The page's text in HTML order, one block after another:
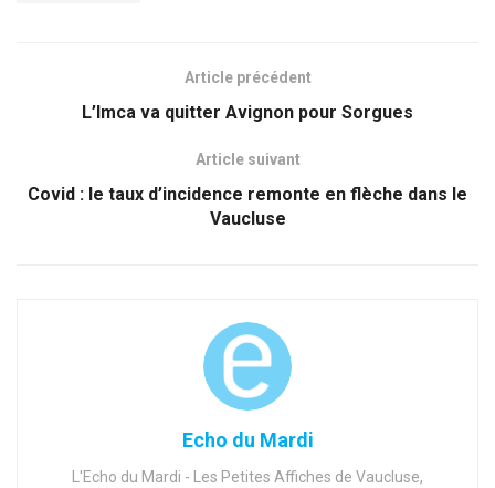
Article précédent
L’Imca va quitter Avignon pour Sorgues
Article suivant
Covid : le taux d’incidence remonte en flèche dans le
Vaucluse
Echo du Mardi
L'Echo du Mardi - Les Petites Affiches de Vaucluse,